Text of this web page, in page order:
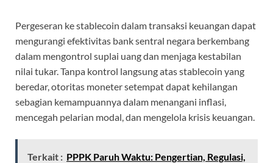
Pergeseran ke stablecoin dalam transaksi keuangan dapat
mengurangi efektivitas bank sentral negara berkembang
dalam mengontrol suplai uang dan menjaga kestabilan
nilai tukar. Tanpa kontrol langsung atas stablecoin yang
beredar, otoritas moneter setempat dapat kehilangan
sebagian kemampuannya dalam menangani inflasi,
mencegah pelarian modal, dan mengelola krisis keuangan.
Terkait : PPPK Paruh Waktu: Pengertian, Regulasi,